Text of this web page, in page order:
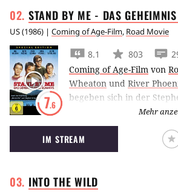
STAND BY ME - DAS
US(1986) | Coming of Age-Film, Road Movie
7.6
8.1 803
Coming of Age-Film von
Wheaton und River
begeben sich in der
Stand by Me auf die
Das Coming-Of-Age
Phoenix und Corey
Genreklassiker.
Mehr
IM STREAM
INTO THEWILD